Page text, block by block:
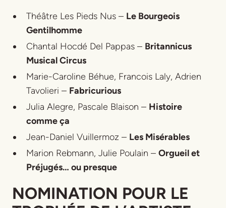
Théâtre Les Pieds Nus – Le Bourgeois
Gentilhomme
Chantal Hocdé Del Pappas – Britannicus
Musical Circus
Marie-Caroline Béhue, Francois Laly, Adrien
Tavolieri – Fabricurious
Julia Alegre, Pascale Blaison – Histoire
comme ça
Jean-Daniel Vuillermoz – Les Misérables
Marion Rebmann, Julie Poulain – Orgueil et
Préjugés… ou presque
NOMINATION POUR LE